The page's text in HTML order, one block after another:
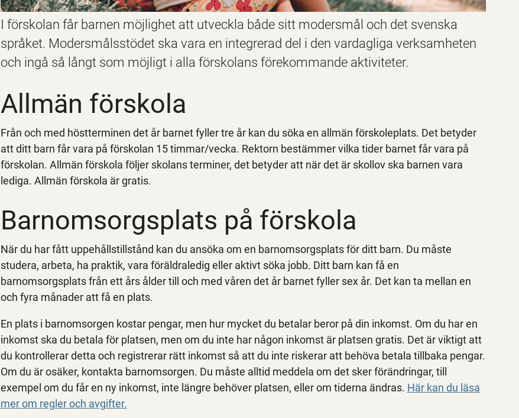
I förskolan får barnen möjlighet att utveckla både sitt modersmål och det svenska
språket. Modersmålsstödet ska vara en integrerad del i den vardagliga verksamheten
och ingå så långt som möjligt i alla förskolans förekommande aktiviteter.
Allmän förskola
Från och med höstterminen det år barnet fyller tre år kan du söka en allmän förskoleplats. Det betyder
att ditt barn får vara på förskolan 15 timmar/vecka. Rektorn bestämmer vilka tider barnet får vara på
förskolan. Allmän förskola följer skolans terminer, det betyder att när det är skollov ska barnen vara
lediga. Allmän förskola är gratis.
Barnomsorgsplats på förskola
När du har fått uppehållstillstånd kan du ansöka om en barnomsorgsplats för ditt barn. Du måste
studera, arbeta, ha praktik, vara föräldraledig eller aktivt söka jobb. Ditt barn kan få en
barnomsorgsplats från ett års ålder till och med våren det år barnet fyller sex år. Det kan ta mellan en
och fyra månader att få en plats.
En plats i barnomsorgen kostar pengar, men hur mycket du betalar beror på din inkomst. Om du har en
inkomst ska du betala för platsen, men om du inte har någon inkomst är platsen gratis. Det är viktigt att
du kontrollerar detta och registrerar rätt inkomst så att du inte riskerar att behöva betala tillbaka pengar.
Om du är osäker, kontakta barnomsorgen. Du måste alltid meddela om det sker förändringar, till
exempel om du får en ny inkomst, inte längre behöver platsen, eller om tiderna ändras. Här kan du läsa
mer om regler och avgifter.